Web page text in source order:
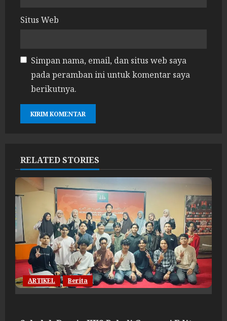
Situs Web
Simpan nama, email, dan situs web saya
pada peramban ini untuk komentar saya
berikutnya.
RELATED STORIES
ARTIKEL Berita